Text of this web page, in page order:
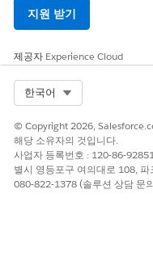
지원 받기
제공자 Experience Cloud
한국어
© Copyright 2026,
해당 소유자의 것입니다.
사업자 등록번호 : 120-86-
별시 영등포구 여의대로 108,
080-822-1378 (솔루션 상담 문